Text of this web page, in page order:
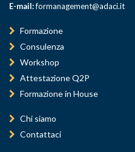
E-mail:formanagement@adaci.it
Formazione
Consulenza
Workshop
Attestazione Q2P
Formazione in House
Chi siamo
Contattaci